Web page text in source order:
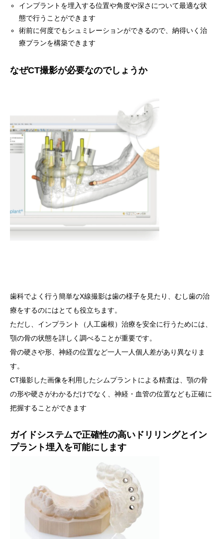
インプラントを埋入する位置や角度や深さについて最適な状
態で行うことができます
術前に何度でもシュミレーションができるので、納得いく治
療プランを構築できます
なぜCT撮影が必要なのでしょうか
歯科でよく行う簡単なX線撮影は歯の様子を見たり、むし歯の治
療をするのにはとても役立ちます。
ただし、インプラント（人工歯根）治療を安全に行うためには、
顎の骨の状態を詳しく調べることが重要です。
骨の硬さや形、神経の位置など一人一人個人差があり異なりま
す。
CT撮影した画像を利用したシムプラントによる精査は、顎の骨
の形や硬さがわかるだけでなく、神経・血管の位置なども正確に
把握することができます
ガイドシステムで正確性の高いドリリングとイン
プラント埋入を可能にします